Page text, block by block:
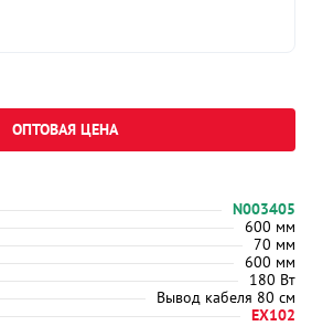
N003405
600 мм
70 мм
600 мм
180 Вт
Вывод кабеля 80 см
EX102
ОПТОВАЯ ЦЕНА